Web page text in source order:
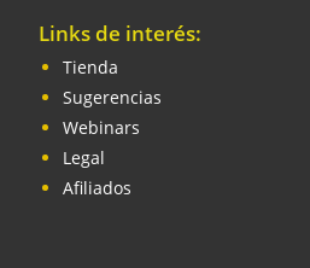
Links de interés:
Tienda
Sugerencias
Webinars
Legal
Afiliados